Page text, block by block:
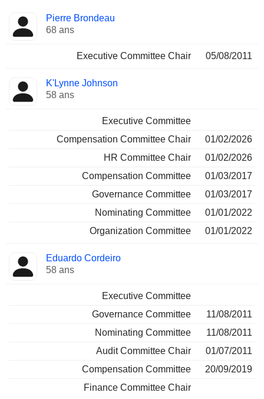
Administrateur Comités
Pierre Brondeau
68 ans
Executive Committee Chair 05/08/2011
K'Lynne Johnson
58 ans
Executive Committee
Compensation Committee Chair
01/02/2026
HR Committee Chair
01/02/2026
Compensation Committee
01/03/2017
Governance Committee
01/03/2017
Nominating Committee
01/01/2022
Organization Committee
01/01/2022
Eduardo Cordeiro
58 ans
Executive Committee
Governance Committee
11/08/2011
Nominating Committee
11/08/2011
Audit Committee Chair
01/07/2011
Compensation Committee
20/09/2019
Finance Committee Chair